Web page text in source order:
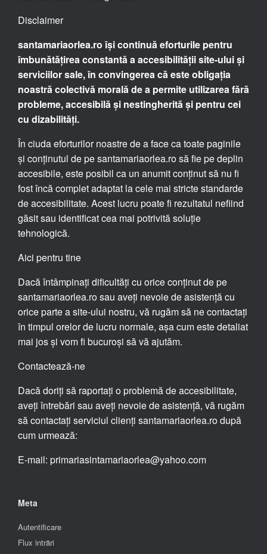
Disclaimer
santamariaorlea.ro își continuă eforturile pentru
îmbunătățirea constantă a accesibilității site-ului și
serviciilor sale, în convingerea că este obligația
noastră colectivă morală de a permite utilizarea fără
probleme, accesibilă și nestingherită și pentru cei
cu dizabilități.
În ciuda eforturilor noastre de a face ca toate paginile
și conținutul de pe santamariaorlea.ro să fie pe deplin
accesibile, este posibil ca un anumit conținut să nu fi
fost încă complet adaptat la cele mai stricte standarde
de accesibilitate. Acest lucru poate fi rezultatul nefiind
găsit sau identificat cea mai potrivită soluție
tehnologică.
Aici pentru tine
Dacă întâmpinați dificultăți cu orice conținut de pe
santamariaorlea.ro sau aveți nevoie de asistență cu
orice parte a site-ului nostru, vă rugăm să ne contactați
în timpul orelor de lucru normale, așa cum este detaliat
mai jos și vom fi bucuroși să vă ajutăm.
Contactează-ne
Dacă doriți să raportați o problemă de accesibilitate,
aveți întrebări sau aveți nevoie de asistență, vă rugăm
să contactați serviciul clienți santamariaorlea.ro după
cum urmează:
E-mail: primariasintamariaorlea@yahoo.com
Meta
Autentificare
Flux intrări